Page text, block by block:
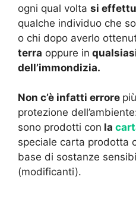
ogni qual volta si
qualche individuo che
o chi dopo averlo
terra oppure in
dell’immondizia.
Non c’è infatti errore
protezione
sono prodotti con la
speciale carta prodotta
base di sostanze
(modificanti).